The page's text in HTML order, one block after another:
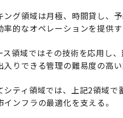
ング領域は月極、時間貸し、
率的なオペレーションを提供す
ス領域ではその技術を応用し
入りできる管理の難易度の高
シティ領域では、上記2領域
インフラの最適化を支える。